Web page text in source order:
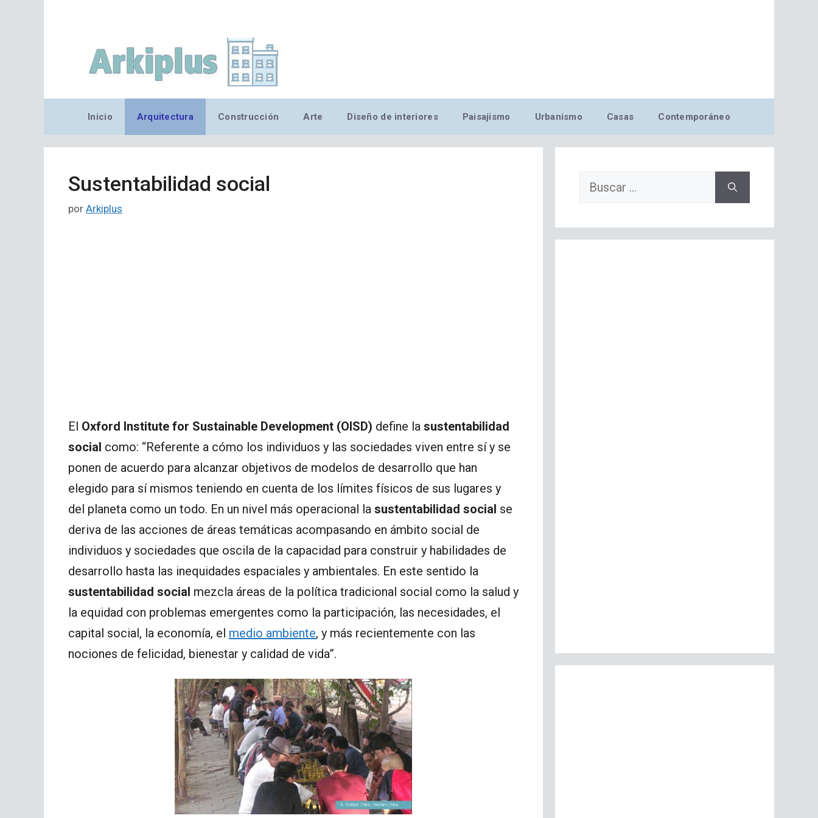
Inicio Arquitectura Construcción Arte Diseño de interiores Paisajismo Urbanismo Casas Contemporáneo
Sustentabilidad social
por Arkiplus
El Oxford Institute for Sustainable Development (OISD) define la sustentabilidad
social como: “Referente a cómo los individuos y las sociedades viven entre sí y se
ponen de acuerdo para alcanzar objetivos de modelos de desarrollo que han
elegido para sí mismos teniendo en cuenta de los límites físicos de sus lugares y
del planeta como un todo. En un nivel más operacional la sustentabilidad social se
deriva de las acciones de áreas temáticas acompasando en ámbito social de
individuos y sociedades que oscila de la capacidad para construir y habilidades de
desarrollo hasta las inequidades espaciales y ambientales. En este sentido la
sustentabilidad social mezcla áreas de la política tradicional social como la salud y
la equidad con problemas emergentes como la participación, las necesidades, el
capital social, la economía, el medio ambiente, y más recientemente con las
nociones de felicidad, bienestar y calidad de vida”.
Buscar: